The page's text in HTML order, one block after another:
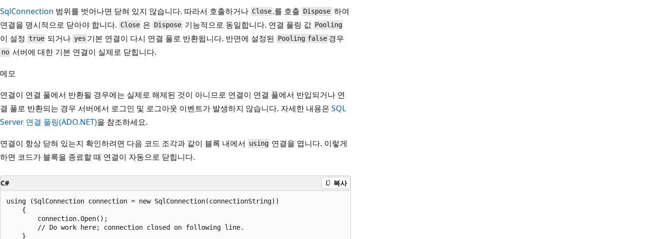
SqlConnection 범위를 벗어나면 닫혀 있지 않습니다. 따라서 호출하거나 Close .를 호출 Dispose 하여
연결을 명시적으로 닫아야 합니다. Close 은 Dispose 기능적으로 동일합니다. 연결 풀링 값 Pooling
이 설정 true 되거나 yes 기본 연결이 다시 연결 풀로 반환됩니다. 반면에 설정된 Pooling false경우
no 서버에 대한 기본 연결이 실제로 닫힙니다.
메모
연결이 연결 풀에서 반환될 경우에는 실제로 해제된 것이 아니므로 연결이 연결 풀에서 반입되거나 연
결 풀로 반환되는 경우 서버에서 로그인 및 로그아웃 이벤트가 발생하지 않습니다. 자세한 내용은 SQL
Server 연결 풀링(ADO.NET)을 참조하세요.
연결이 항상 닫혀 있는지 확인하려면 다음 코드 조각과 같이 블록 내에서
using 연결을 엽니다. 이렇게
하면 코드가 블록을 종료할 때 연결이 자동으로 닫힙니다.
C# 복사
using (SqlConnection connection = new SqlConnection(connectionString))
    {
        connection.Open();
        // Do work here; connection closed on following line.